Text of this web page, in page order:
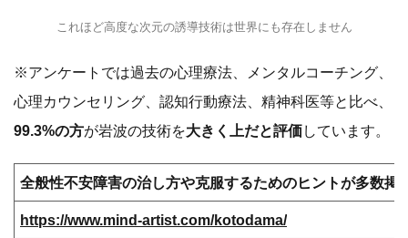
これほど高度な次元の誘導技術は世界にも存在しません
※アンケートでは過去の心理療法、メンタルコーチング、
心理カウンセリング、認知行動療法、精神科医等と比べ、
99.3%の方が岩波の技術を大きく上だと評価しています。
全般性不安障害の治し方や克服するためのヒントが多数掲
https://www.mind-artist.com/kotodama/